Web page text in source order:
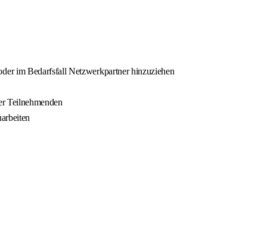
im Bedarfsfall Netzwerkpartner hinzuziehen
Teilnehmenden